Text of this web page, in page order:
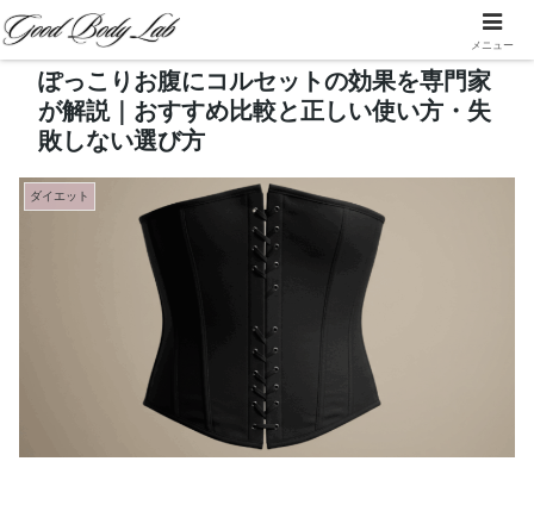
ぽっこりお腹にコルセットの効果を専門家
が解説｜おすすめ比較と正しい使い方・失
敗しない選び方
ダイエット
メニュー